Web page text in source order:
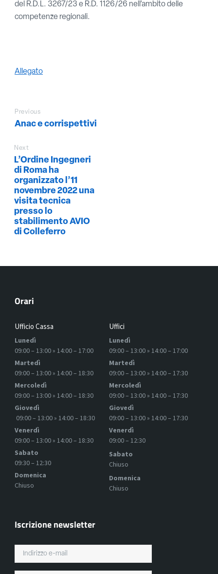
del R.D.L. 3267/23 e R.D. 1126/26 nell’ambito delle
competenze regionali.
Allegato
Previous
Anac e corrispettivi
Next
L’Ordine Ingegneri
di Roma ha
organizzato l’11
novembre 2022 una
visita tecnica
presso lo
stabilimento AVIO
di Colleferro
Orari
Ufficio Cassa
Lunedì
09:00 – 13:00 » 14:00 – 17:00
Martedì
09:00 – 13:00 » 14:00 – 18:30
Mercoledì
09:00 – 13:00 » 14:00 – 18:30
Giovedì
09:00 – 13:00 » 14:00 – 18:30
Venerdì
09:00 – 13:00 » 14:00 – 18:30
Sabato
09:30 – 12:30
Domenica
Chiuso
Uffici
Lunedì
09:00 – 13:00 » 14:00 – 17:00
Martedì
09:00 – 13:00 » 14:00 – 17:30
Mercoledì
09:00 – 13:00 » 14:00 – 17:30
Giovedì
09:00 – 13:00 » 14:00 – 17:30
Venerdì
09:00 – 12:30
Sabato
Chiuso
Domenica
Chiuso
Iscrizione newsletter